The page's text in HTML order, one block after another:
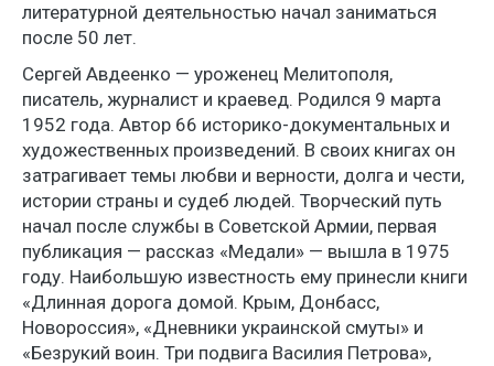
литературной деятельностью начал заниматься
после 50 лет.
Сергей Авдеенко — уроженец Мелитополя,
писатель, журналист и краевед. Родился 9 марта
1952 года. Автор 66 историко-документальных и
художественных произведений. В своих книгах он
затрагивает темы любви и верности, долга и чести,
истории страны и судеб людей. Творческий путь
начал после службы в Советской Армии, первая
публикация — рассказ «Медали» — вышла в 1975
году. Наибольшую известность ему принесли книги
«Длинная дорога домой. Крым, Донбасс,
Новороссия», «Дневники украинской смуты» и
«Безрукий воин. Три подвига Василия Петрова»,